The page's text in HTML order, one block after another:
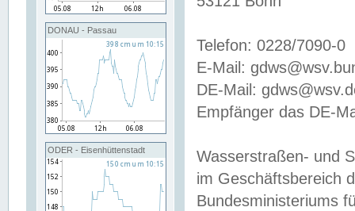
DONAU - Passau
ODER - Eisenhüttenstadt
Telefon: 0228/7090-0
E-Mail:
DE-Mail:
Empfänger das DE-
Wasserstraßen- und
im Geschäftsbereich
Bundesministeriums